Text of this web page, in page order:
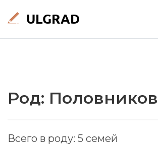
Род: Половников
Всего в роду: 5 семей